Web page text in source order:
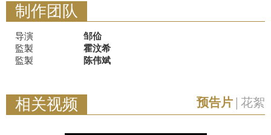
制作团队
导演
邹佡
監製
霍汶希
監製
陈伟斌
相关视频 预告片 花絮